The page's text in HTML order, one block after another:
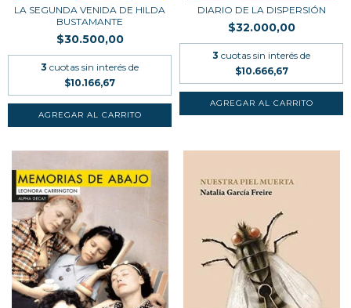
LA SEGUNDA VENIDA DE HILDA
BUSTAMANTE
$30.500,00
3 cuotas sin interés de
$10.166,67
DIARIO DE LA DISPERSIÓN
$32.000,00
3 cuotas sin interés de
$10.666,67